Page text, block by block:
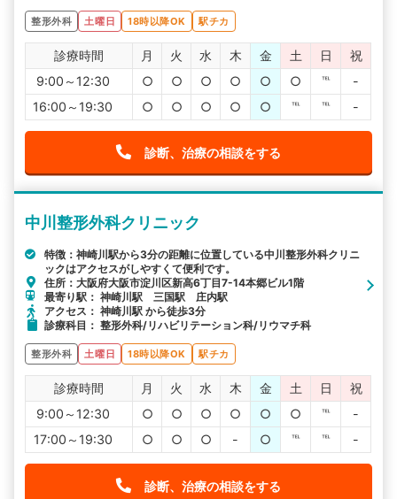
整形外科 土曜日 18時以降OK 駅チカ
診療時間 月 火 水 木 金 土 日
祝
9:00～12:30
○ ○ ○ ○ ○ ○ ℡
-
16:00～19:30
○ ○ ○ ○ ○ ℡ ℡ -
診断、治療の相談をする
中川整形外科クリニック
特徴：神崎川駅から3分の距離に位置している中川整形外科クリニ
ックはアクセスがしやすくて便利です。
住所：大阪府大阪市淀川区新高6丁目7-14本郷ビル1階
最寄り駅： 神崎川駅 三国駅 庄内駅
アクセス： 神崎川駅 から徒歩3分
診療科目： 整形外科/リハビリテーション科/リウマチ科
整形外科 土曜日 18時以降OK 駅チカ
診療時間 月 火 水 木 金 土 日
祝
9:00～12:30
○ ○ ○ ○ ○ ○ ℡
-
17:00～19:30
○ ○ ○ - ○ ℡ ℡ -
診断、治療の相談をする